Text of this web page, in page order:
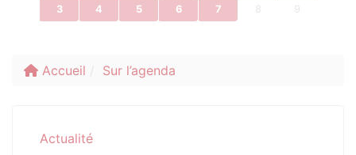
3 4 5 6 7 8 9
Accueil Sur l’agenda
Actualité